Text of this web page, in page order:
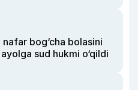
bog‘cha bolasini
sud hukmi o‘qildi